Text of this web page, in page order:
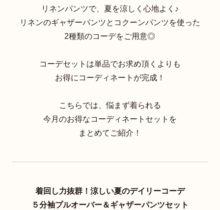
リネンパンツで、夏を涼しく心地よく♪
リネンのギャザーパンツとコクーンパンツを使った
2種類のコーデをご用意◎
コーデセットは単品でお求め頂くよりも
お得にコーディネートが完成！
こちらでは、悩まず着られる
今月のお得なコーディネートセットを
まとめてご紹介！
着回し力抜群！涼しい夏のデイリーコーデ
５分袖プルオーバー＆ギャザーパンツセット